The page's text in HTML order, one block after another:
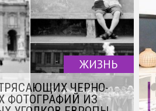
ЖИЗНЬ
ЧЕРНО-
ФОТОГРАФИЙ ИЗ